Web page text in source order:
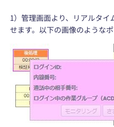
1）管理画面より、リアルタ
せます。以下の画像のような